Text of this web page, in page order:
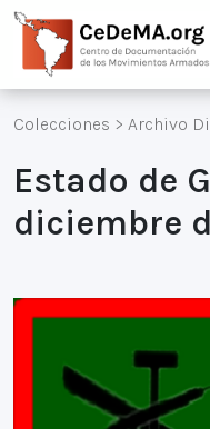
Colecciones > Archivo
Estado de
diciembre